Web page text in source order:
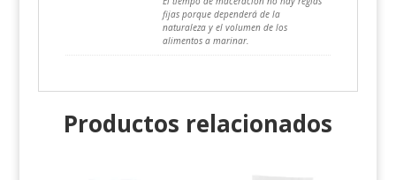
fijas porque dependerá de la
naturaleza y el volumen de los
alimentos a marinar.
Productos relacionados